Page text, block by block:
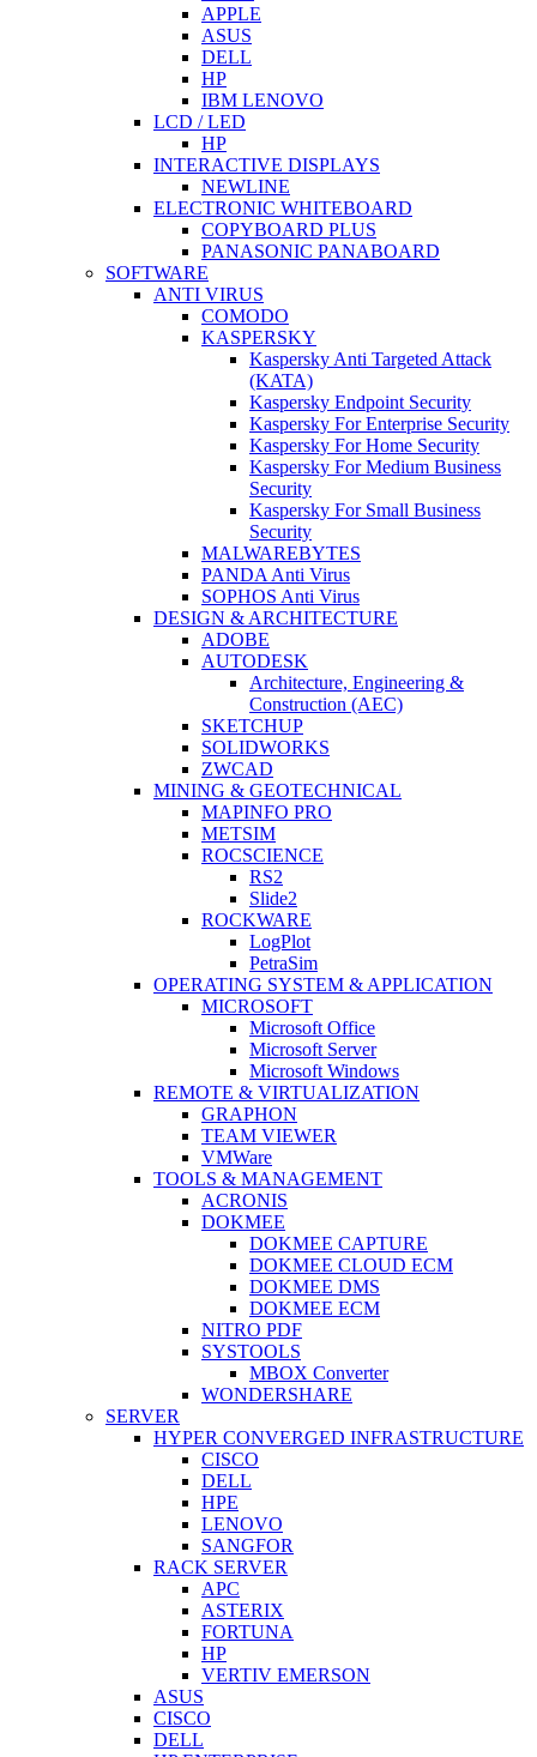
APPLE
ASUS
DELL
HP
IBM LENOVO
LCD / LED
HP
INTERACTIVE DISPLAYS
NEWLINE
ELECTRONIC WHITEBOARD
COPYBOARD PLUS
PANASONIC PANABOARD
SOFTWARE
ANTI VIRUS
COMODO
KASPERSKY
Kaspersky Anti Targeted Attack
(KATA)
Kaspersky Endpoint Security
Kaspersky For Enterprise Security
Kaspersky For Home Security
Kaspersky For Medium Business
Security
Kaspersky For Small Business
Security
MALWAREBYTES
PANDA Anti Virus
SOPHOS Anti Virus
DESIGN & ARCHITECTURE
ADOBE
AUTODESK
Architecture, Engineering &
Construction (AEC)
SKETCHUP
SOLIDWORKS
ZWCAD
MINING & GEOTECHNICAL
MAPINFO PRO
METSIM
ROCSCIENCE
RS2
Slide2
ROCKWARE
LogPlot
PetraSim
OPERATING SYSTEM & APPLICATION
MICROSOFT
Microsoft Office
Microsoft Server
Microsoft Windows
REMOTE & VIRTUALIZATION
GRAPHON
TEAM VIEWER
VMWare
TOOLS & MANAGEMENT
ACRONIS
DOKMEE
DOKMEE CAPTURE
DOKMEE CLOUD ECM
DOKMEE DMS
DOKMEE ECM
NITRO PDF
SYSTOOLS
MBOX Converter
WONDERSHARE
SERVER
HYPER CONVERGED INFRASTRUCTURE
CISCO
DELL
HPE
LENOVO
SANGFOR
RACK SERVER
APC
ASTERIX
FORTUNA
HP
VERTIV EMERSON
ASUS
CISCO
DELL